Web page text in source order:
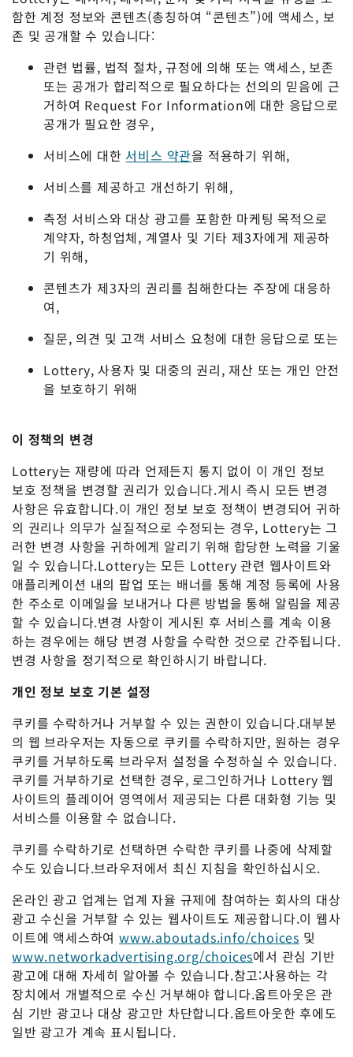
함한 계정 정보와 콘텐츠(총칭하여 “콘텐츠”)에 액세스, 보
존 및 공개할 수 있습니다:
관련 법률, 법적 절차, 규정에 의해 또는 액세스, 보존
또는 공개가 합리적으로 필요하다는 선의의 믿음에 근
거하여 Request For Information에 대한 응답으로
공개가 필요한 경우,
서비스에 대한 서비스 약관을 적용하기 위해,
서비스를 제공하고 개선하기 위해,
측정 서비스와 대상 광고를 포함한 마케팅 목적으로
계약자, 하청업체, 계열사 및 기타 제3자에게 제공하
기 위해,
콘텐츠가 제3자의 권리를 침해한다는 주장에 대응하
여,
질문, 의견 및 고객 서비스 요청에 대한 응답으로 또는
Lottery, 사용자 및 대중의 권리, 재산 또는 개인 안전
을 보호하기 위해
이 정책의 변경
Lottery는 재량에 따라 언제든지 통지 없이 이 개인 정보
보호 정책을 변경할 권리가 있습니다.게시 즉시 모든 변경
사항은 유효합니다.이 개인 정보 보호 정책이 변경되어 귀하
의 권리나 의무가 실질적으로 수정되는 경우, Lottery는 그
러한 변경 사항을 귀하에게 알리기 위해 합당한 노력을 기울
일 수 있습니다.Lottery는 모든 Lottery 관련 웹사이트와
애플리케이션 내의 팝업 또는 배너를 통해 계정 등록에 사용
한 주소로 이메일을 보내거나 다른 방법을 통해 알림을 제공
할 수 있습니다.변경 사항이 게시된 후 서비스를 계속 이용
하는 경우에는 해당 변경 사항을 수락한 것으로 간주됩니다.
변경 사항을 정기적으로 확인하시기 바랍니다.
개인 정보 보호 기본 설정
쿠키를 수락하거나 거부할 수 있는 권한이 있습니다.대부분
의 웹 브라우저는 자동으로 쿠키를 수락하지만, 원하는 경우
쿠키를 거부하도록 브라우저 설정을 수정하실 수 있습니다.
쿠키를 거부하기로 선택한 경우, 로그인하거나 Lottery 웹
사이트의 플레이어 영역에서 제공되는 다른 대화형 기능 및
서비스를 이용할 수 없습니다.
쿠키를 수락하기로 선택하면 수락한 쿠키를 나중에 삭제할
수도 있습니다.브라우저에서 최신 지침을 확인하십시오.
온라인 광고 업계는 업계 자율 규제에 참여하는 회사의 대상
광고 수신을 거부할 수 있는 웹사이트도 제공합니다.이 웹사
이트에 액세스하여www.aboutads.info/choices 및
www.networkadvertising.org/choices에서 관심 기반
광고에 대해 자세히 알아볼 수 있습니다.참고:사용하는 각
장치에서 개별적으로 수신 거부해야 합니다.옵트아웃은 관
심 기반 광고나 대상 광고만 차단합니다.옵트아웃한 후에도
일반 광고가 계속 표시됩니다.